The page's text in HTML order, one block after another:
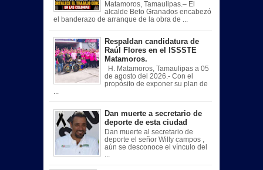
Matamoros, Tamaulipas.– El
alcalde Beto Granados encabezó
el banderazo de arranque de la obra de ...
Respaldan candidatura de
Raúl Flores en el ISSSTE
Matamoros.
H. Matamoros, Tamaulipas a 05
de agosto del 2026.- Con el
propósito de exponer su plan de
Dan muerte a secretario de
deporte de esta ciudad
Dan muerte al secretario de
deporte el señor Willy campos ,
aún se desconoce el vínculo del